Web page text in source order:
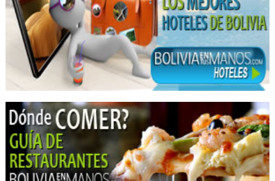
Ortodoncia
Cardiología
Médicos Cardiólogos
Cirugía general
Médicos Cirujanos Generales y Laparoscópicos
Médico Cirujano
Médicos Cirugía Digestiva y Laparoscópica
Médicos Cirugía Gastroenterológica
Médicos Gastroenterólogos
Médicos Ecografistas